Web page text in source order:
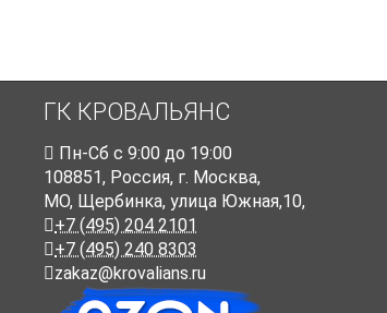
ГК КРОВАЛЬЯНС
Пн-Cб с 9:00 до 19:00
108851, Россия, г. Москва,
МО, Щербинка, улица Южная,10,
+7 (495) 204 2101
+7 (495) 240 8303
zakaz@krovalians.ru